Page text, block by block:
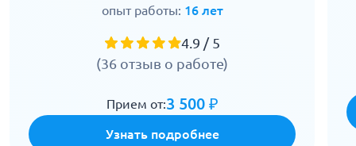
опыт работы: 16 лет
4.9 / 5
(36 отзыв о работе)
Прием от:3 500 ₽
Узнать подробнее